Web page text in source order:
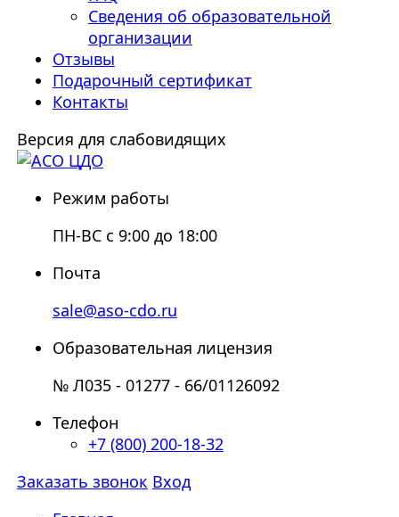
Сведения об образовательной
организации
Отзывы
Подарочный сертификат
Контакты
Версия для слабовидящих
Режим работы
ПН-ВС с 9:00 до 18:00
Почта
sale@aso-cdo.ru
Образовательная лицензия
№ Л035 - 01277 - 66/01126092
Телефон
+7 (800) 200-18-32
Заказать звонок Вход